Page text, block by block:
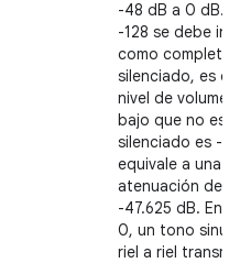
-48 dB a 0 dB.
-128 se debe
como
silenciado, es
nivel de volumen
bajo que no está
silenciado es -
equivale a una
atenuación de
-47.625 dB. En
0, un tono
riel a riel